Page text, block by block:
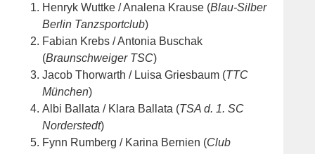
Henryk Wuttke / Analena Krause (Blau-Silber
Berlin Tanzsportclub)
Fabian Krebs / Antonia Buschak
(Braunschweiger TSC)
Jacob Thorwarth / Luisa Griesbaum (TTC
München)
Albi Ballata / Klara Ballata (TSA d. 1. SC
Norderstedt)
Fynn Rumberg / Karina Bernien (Club